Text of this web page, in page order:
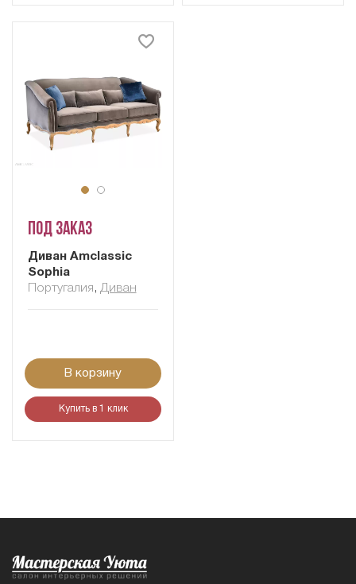
Под заказ
Диван Amclassic
Sophia
Португалия , Диван
В корзину
Купить в 1 клик